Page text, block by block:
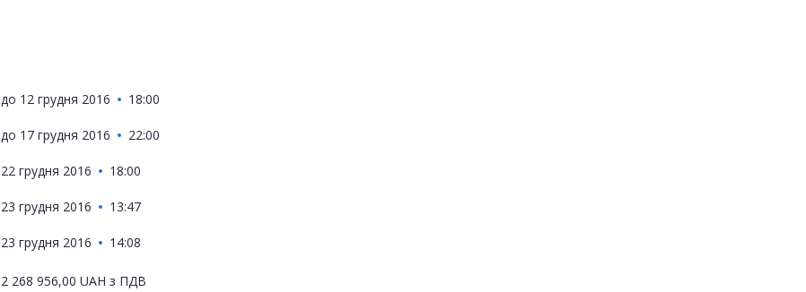
до 12 грудня 2016 18:00
до 17 грудня 2016 22:00
22 грудня 2016 18:00
23 грудня 2016 13:47
23 грудня 2016 14:08
2 268 956,00 UAH з ПДВ